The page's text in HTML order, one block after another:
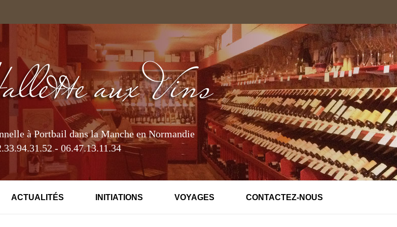
à Portbail dans la Manche en Normandie
- 06.47.13.11.34
ACTUALITÉS INITIATIONS VOYAGES CONTACTEZ-NOUS